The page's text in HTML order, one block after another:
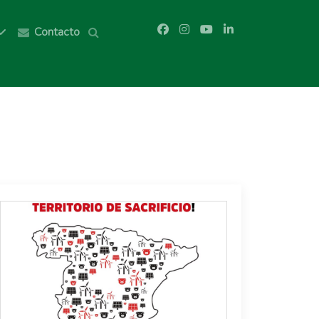
Contacto